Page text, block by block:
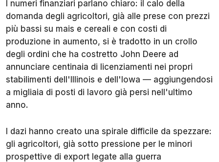
I numeri finanziari parlano chiaro: il calo della
domanda degli agricoltori, già alle prese con prezzi
più bassi su mais e cereali e con costi di
produzione in aumento, si è tradotto in un crollo
degli ordini che ha costretto John Deere ad
annunciare centinaia di licenziamenti nei propri
stabilimenti dell'Illinois e dell'Iowa — aggiungendosi
a migliaia di posti di lavoro già persi nell'ultimo
anno.
I dazi hanno creato una spirale difficile da spezzare:
gli agricoltori, già sotto pressione per le minori
prospettive di export legate alla guerra